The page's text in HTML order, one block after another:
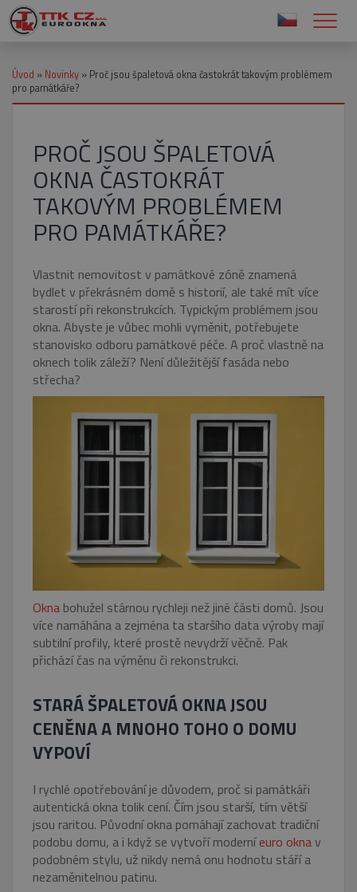
Úvod » Novinky » Proč jsou špaletová okna častokrát takovým problémem
pro památkáře?
PROČ JSOU ŠPALETOVÁ
OKNA ČASTOKRÁT
TAKOVÝM PROBLÉMEM
PRO PAMÁTKÁŘE?
Vlastnit nemovitost v památkové zóně znamená
bydlet v překrásném domě s historií, ale také mít více
starostí při rekonstrukcích. Typickým problémem jsou
okna. Abyste je vůbec mohli vyměnit, potřebujete
stanovisko odboru památkové péče. A proč vlastně na
oknech tolik záleží? Není důležitější fasáda nebo
střecha?
Okna bohužel stárnou rychleji než jiné části domů. Jsou
více namáhána a zejména ta staršího data výroby mají
subtilní profily, které prostě nevydrží věčně. Pak
přichází čas na výměnu či rekonstrukci.
STARÁ ŠPALETOVÁ OKNA JSOU
CENĚNA A MNOHO TOHO O DOMU
VYPOVÍ
I rychlé opotřebování je důvodem, proč si památkáři
autentická okna tolik cení. Čím jsou starší, tím větší
jsou raritou. Původní okna pomáhají zachovat tradiční
podobu domu, a i když se vytvoří moderníeuro oknav
podobném stylu, už nikdy nemá onu hodnotu stáří a
nezaměnitelnou patinu.